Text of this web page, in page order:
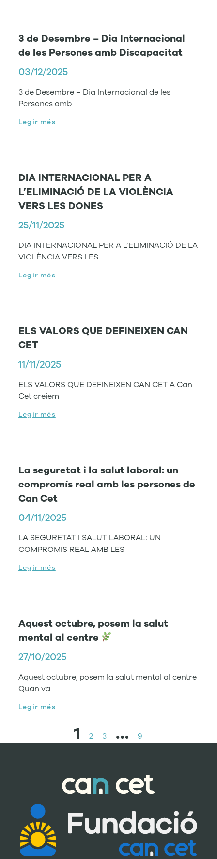
3 de Desembre – Dia Internacional
de les Persones amb Discapacitat
03/12/2025
3 de Desembre – Dia Internacional de les
Persones amb
Legir més
DIA INTERNACIONAL PER A
L’ELIMINACIÓ DE LA VIOLÈNCIA
VERS LES DONES
25/11/2025
DIA INTERNACIONAL PER A L’ELIMINACIÓ DE LA
VIOLÈNCIA VERS LES
Legir més
ELS VALORS QUE DEFINEIXEN CAN
CET
11/11/2025
ELS VALORS QUE DEFINEIXEN CAN CET A Can
Cet creiem
Legir més
La seguretat i la salut laboral: un
compromís real amb les persones de
Can Cet
04/11/2025
LA SEGURETAT I SALUT LABORAL: UN
COMPROMÍS REAL AMB LES
Legir més
Aquest octubre, posem la salut
mental al centre
27/10/2025
Aquest octubre, posem la salut mental al centre
Quan va
Legir més
1 2 3 … 9